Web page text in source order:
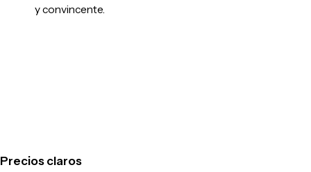
y convincente.
Precios claros